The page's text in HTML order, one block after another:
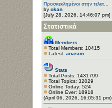
Προσκεκλημένοι στην τελετ...
by okan
[July 28, 2026, 14:46:07 pm]
Στατιστικά
Members
Total Members: 10415
Latest: anasim
Stats
Total Posts: 1431799
Total Topics: 32029
Online Today: 524
Online Ever: 18918
(April 06, 2026, 16:05:31 pm)